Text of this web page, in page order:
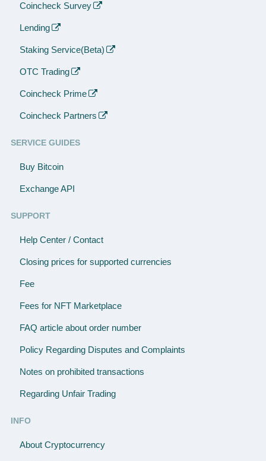
Coincheck Survey
Lending
Staking Service(Beta)
OTC Trading
Coincheck Prime
Coincheck Partners
SERVICE GUIDES
Buy Bitcoin
Exchange API
SUPPORT
Help Center / Contact
Closing prices for supported currencies
Fee
Fees for NFT Marketplace
FAQ article about order number
Policy Regarding Disputes and Complaints
Notes on prohibited transactions
Regarding Unfair Trading
INFO
About Cryptocurrency